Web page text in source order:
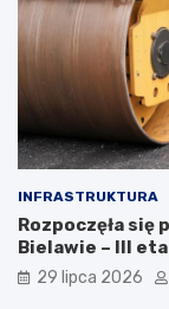
INFRASTRUKTURA
Rozpoczęła
Bielawie – III
29 lipca 2026